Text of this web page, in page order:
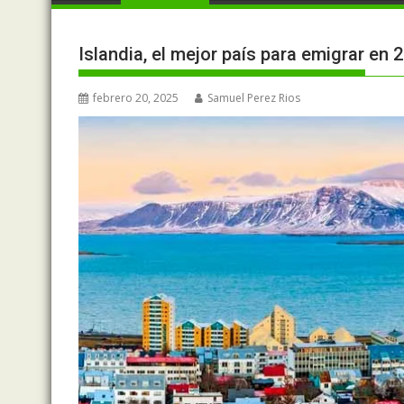
Islandia, el mejor país para emigrar en
febrero 20, 2025 Samuel Perez Rios